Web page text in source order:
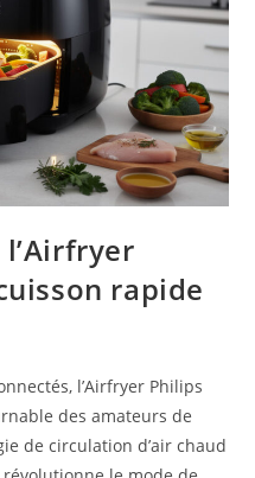
rapide
l’Airfryer Philips
des amateurs de
de circulation d’air chaud